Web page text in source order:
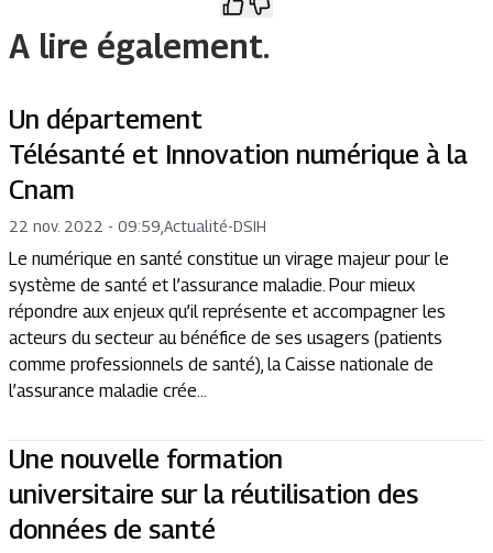
A lire également.
Un département
Télésanté et Innovation numérique à la
Cnam
22 nov. 2022 - 09:59 Actualité-DSIH
Le numérique en santé constitue un virage majeur pour le
système de santé et l’assurance maladie. Pour mieux
répondre aux enjeux qu’il représente et accompagner les
acteurs du secteur au bénéfice de ses usagers (patients
comme professionnels de santé), la Caisse nationale de
l’assurance maladie crée...
Une nouvelle formation
universitaire sur la réutilisation des
données de santé